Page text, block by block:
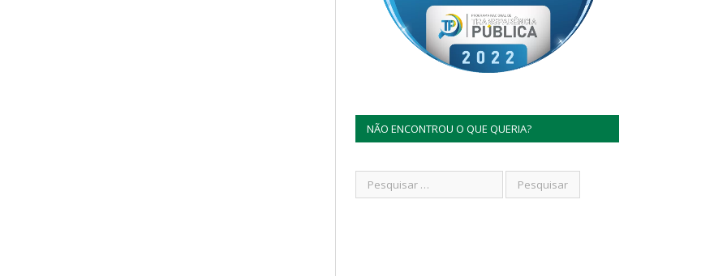
NÃO ENCONTROU O QUE QUERIA?